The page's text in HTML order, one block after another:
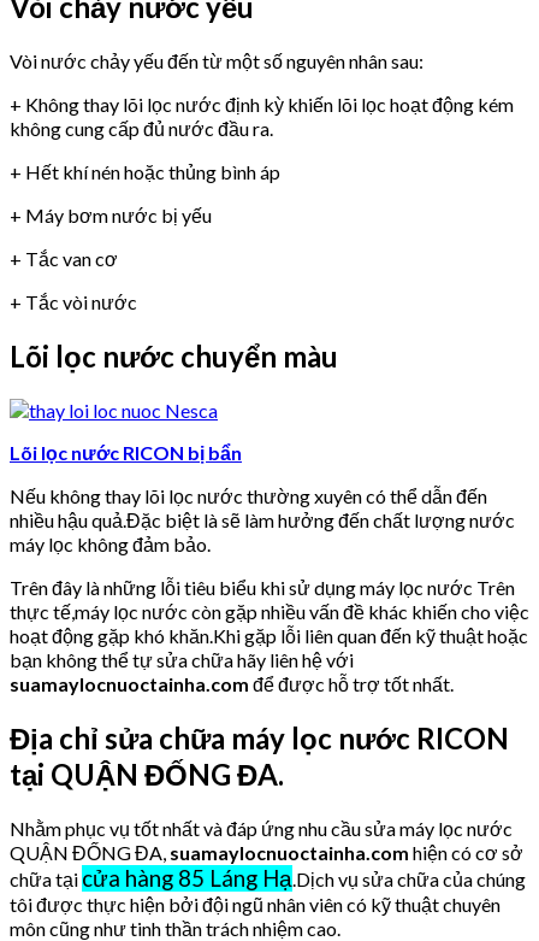
Vòi nước chảy yếu đến từ một số nguyên nhân sau:
+ Không thay lõi lọc nước định kỳ khiến lõi lọc hoạt động kém
không cung cấp đủ nước đầu ra.
+ Hết khí nén hoặc thủng bình áp
+ Máy bơm nước bị yếu
+ Tắc van cơ
+ Tắc vòi nước
Lõi lọc nước chuyển màu
Lõi lọc nước RICON bị bẩn
Nếu không thay lõi lọc nước thường xuyên có thể dẫn đến
nhiều hậu quả.Đặc biệt là sẽ làm hưởng đến chất lượng nước
máy lọc không đảm bảo.
Trên đây là những lỗi tiêu biểu khi sử dụng máy lọc nước Trên
thực tế,máy lọc nước còn gặp nhiều vấn đề khác khiến cho việc
hoạt động gặp khó khăn.Khi gặp lỗi liên quan đến kỹ thuật hoặc
bạn không thể tự sửa chữa hãy liên hệ với
suamaylocnuoctainha.com để được hỗ trợ tốt nhất.
Địa chỉ sửa chữa máy lọc nước RICON
tại QUẬN ĐỐNG ĐA.
Nhằm phục vụ tốt nhất và đáp ứng nhu cầu sửa máy lọc nước
QUẬN ĐỐNG ĐA, suamaylocnuoctainha.com hiện có cơ sở
chữa tại cửa hàng 85 Láng Hạ .Dịch vụ sửa chữa của chúng
tôi được thực hiện bởi đội ngũ nhân viên có kỹ thuật chuyên
môn cũng như tinh thần trách nhiệm cao.